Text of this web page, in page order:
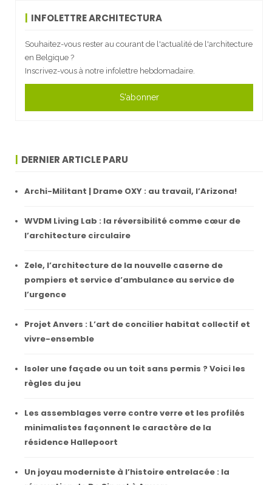
INFOLETTRE ARCHITECTURA
Souhaitez-vous rester au courant de l'actualité de l'architecture
en Belgique ?
Inscrivez-vous à notre infolettre hebdomadaire.
S'abonner
DERNIER ARTICLE PARU
Archi-Militant | Drame OXY : au travail, l’Arizona!
WVDM Living Lab : la réversibilité comme cœur de
l’architecture circulaire
Zele, l’architecture de la nouvelle caserne de
pompiers et service d’ambulance au service de
l’urgence
Projet Anvers : L’art de concilier habitat collectif et
vivre-ensemble
Isoler une façade ou un toit sans permis ? Voici les
règles du jeu
Les assemblages verre contre verre et les profilés
minimalistes façonnent le caractère de la
résidence Hallepoort
Un joyau moderniste à l’histoire entrelacée : la